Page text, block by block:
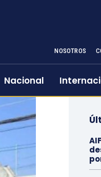
NOSOTROS
Nacional